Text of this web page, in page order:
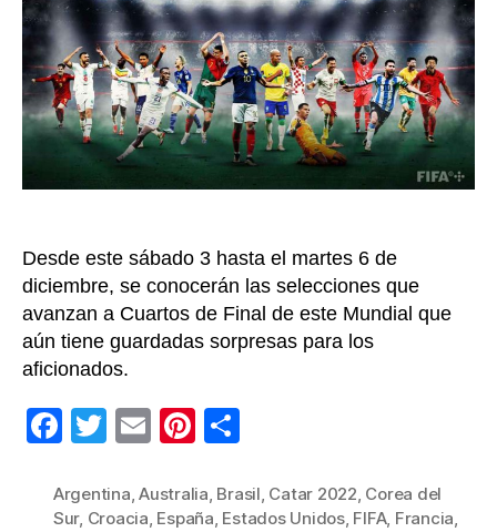
de
del
de
Desde este sábado 3 hasta el martes 6 de
diciembre, se conocerán las selecciones que
avanzan a Cuartos de Final de este Mundial que
aún tiene guardadas sorpresas para los
aficionados.
F
c
T
tt
E
ail
Pi
er m
Argentina,Australia, Brasil, Catar 2022, Corea del
Sur, Croacia, España, Estados Unidos, FIFA, Francia,